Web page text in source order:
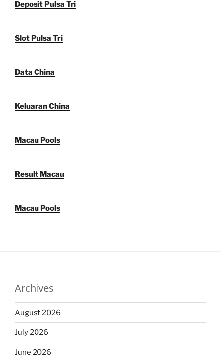
Deposit Pulsa Tri
Slot Pulsa Tri
Data China
Keluaran China
Macau Pools
Result Macau
Macau Pools
Archives
August 2026
July 2026
June 2026